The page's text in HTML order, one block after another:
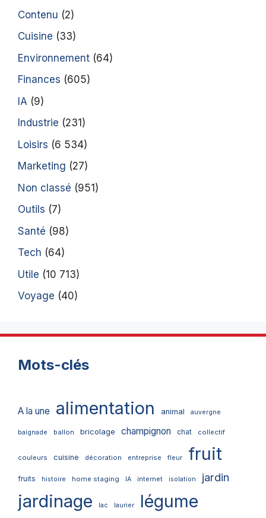
Contenu (2)
Cuisine (33)
Environnement (64)
Finances (605)
IA (9)
Industrie (231)
Loisirs (6 534)
Marketing (27)
Non classé (951)
Outils (7)
Santé (98)
Tech (64)
Utile (10 713)
Voyage (40)
Mots-clés
A la une alimentation animal auvergne
baignade ballon bricolage champignon chat collectif
couleurs cuisine décoration entreprise fleur fruit
fruits histoire home staging IA internet isolation jardin
jardinage lac laurier légume